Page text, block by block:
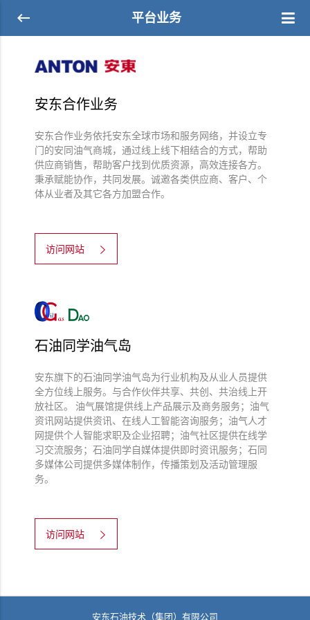
平台业务
安东合作业务
安东合作业务依托安东全球市场和服务网络，并设立专
门的安同油气商城，通过线上线下相结合的方式，帮助
供应商销售，帮助客户找到优质资源，高效连接各方。
秉承赋能协作，共同发展。诚邀各类供应商、客户、个
体从业者及其它各方加盟合作。
访问网站
石油同学油气岛
安东旗下的石油同学油气岛为行业机构及从业人员提供
全方位线上服务。与合作伙伴共享、共创、共治线上开
放社区。 油气展馆提供线上产品展示及商务服务；油气
资讯网站提供资讯、在线人工智能咨询服务；油气人才
网提供个人智能求职及企业招聘；油气社区提供在线学
习交流服务；石油同学自媒体提供即时资讯服务；石同
多媒体公司提供多媒体制作，传播策划及活动管理服
务。
访问网站
安东石油技术（集团）有限公司